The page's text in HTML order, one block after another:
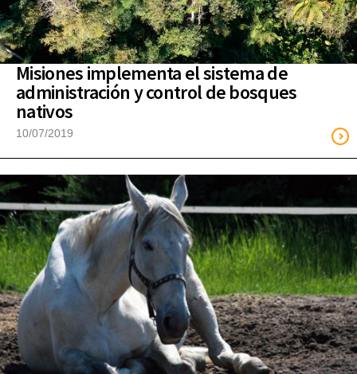
Misiones implementa el sistema de
administración y control de bosques
nativos
10/07/2019